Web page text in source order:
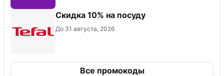
Скидка 10% на посуду
До 31 августа, 2026
Все промокоды